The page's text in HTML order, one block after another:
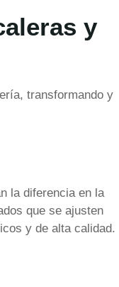
y
transformando y
la diferencia en la
que se ajusten
y de alta calidad.